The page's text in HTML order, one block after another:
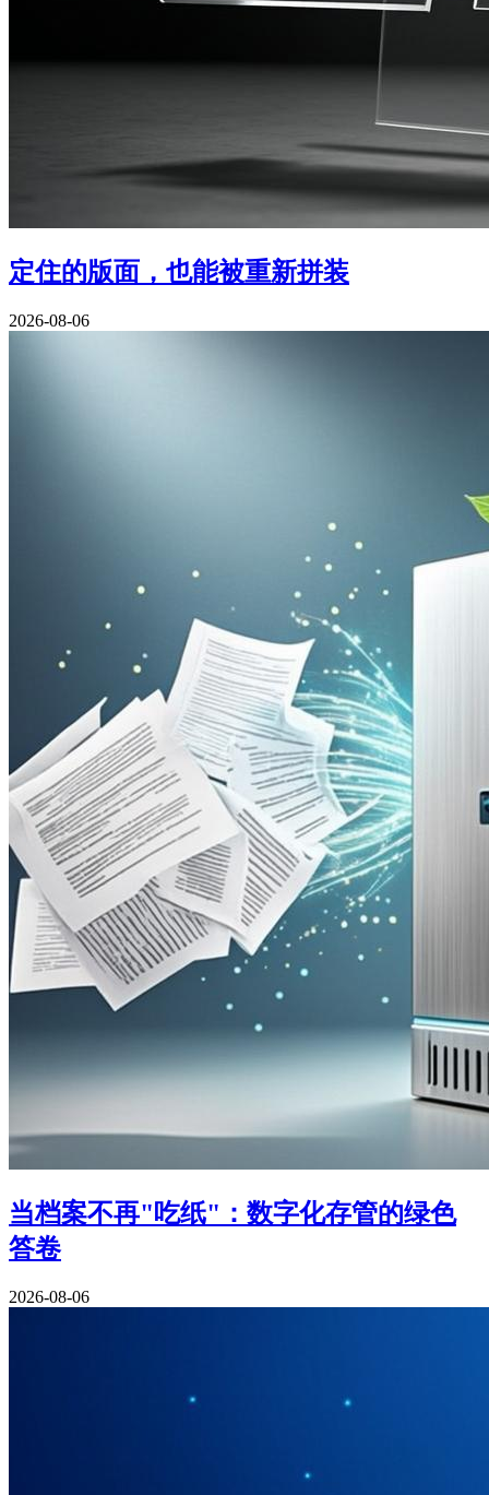
定住的版面，也能被重新拼装
2026-08-06
当档案不再"吃纸"：数字化存管的绿色
答卷
2026-08-06